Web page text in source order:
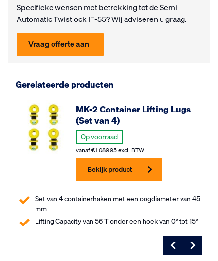
Specifieke wensen met be­trek­king tot de Semi
Automatic Twistlock IF-55? Wij ad­vi­seren u graag.
Vraag offerte aan
Gerelateerde producten
Set van 4 containerhaken met een oogdiameter van 45
mm
Lifting Capacity van 56 T onder een hoek van 0° tot 15°
MK-2 Container Lifting Lugs
(Set van 4)
Op voorraad
vanaf€1.089,95excl. BTW
Bekijk product